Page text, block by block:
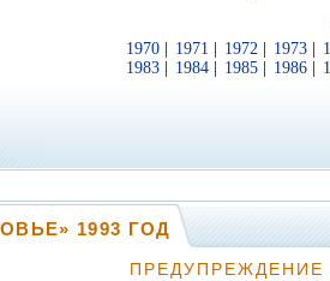
1970| 1971 1972| 1973|
1983| 1984| 1985| 1986|
1993 ГОД
ПРЕДУПРЕЖДЕНИЕ